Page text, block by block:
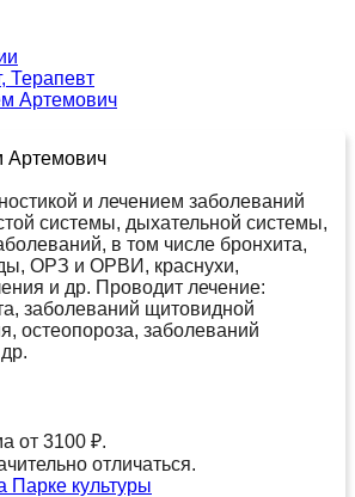
Терапевт
Артемович
и лечением заболеваний
системы, дыхательной системы,
в том числе бронхита,
ОРЗ и ОРВИ, краснухи,
и др. Проводит лечение:
заболеваний щитовидной
остеопороза, заболеваний
от 3100 ₽.
отличаться.
Парке культуры